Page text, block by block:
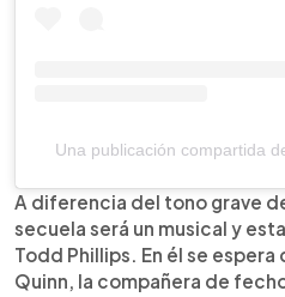
Una publicación compartida
A diferencia del tono grave
secuela será un musical y
Todd Phillips. En él se espera
Quinn, la compañera de